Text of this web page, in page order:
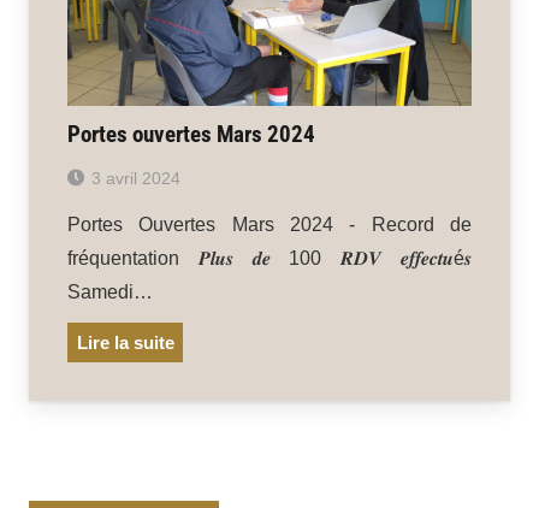
Portes ouvertes Mars 2024
3 avril 2024
Portes Ouvertes Mars 2024 - Record de
fréquentation 𝑷𝒍𝒖𝒔 𝒅𝒆 100 𝑹𝑫𝑽 𝒆𝒇𝒇𝒆𝒄𝒕𝒖é𝒔
Samedi…
Lire la suite